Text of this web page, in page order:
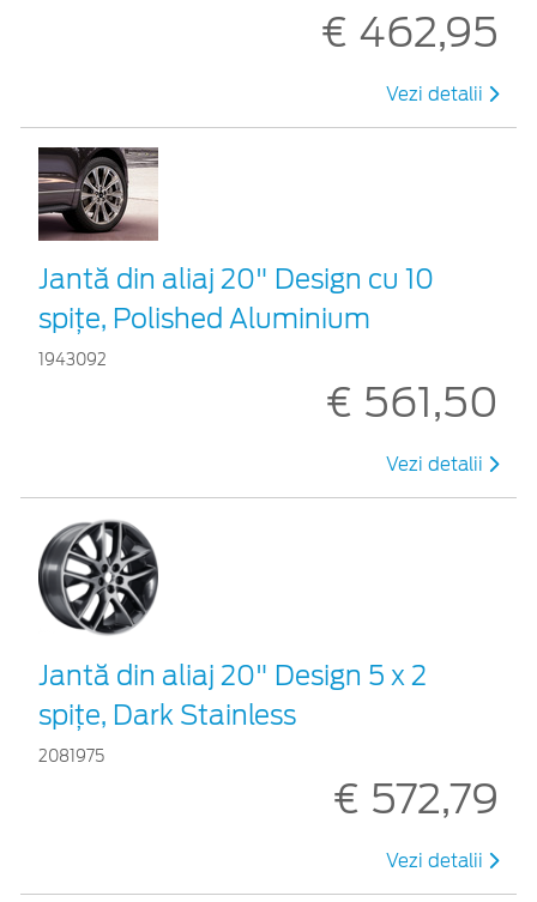
€ 462,95
Vezi detalii
Jantă din aliaj 20" Design cu 10
spițe, Polished Aluminium
1943092
€ 561,50
Vezi detalii
Jantă din aliaj 20" Design 5 x 2
spițe, Dark Stainless
2081975
€ 572,79
Vezi detalii